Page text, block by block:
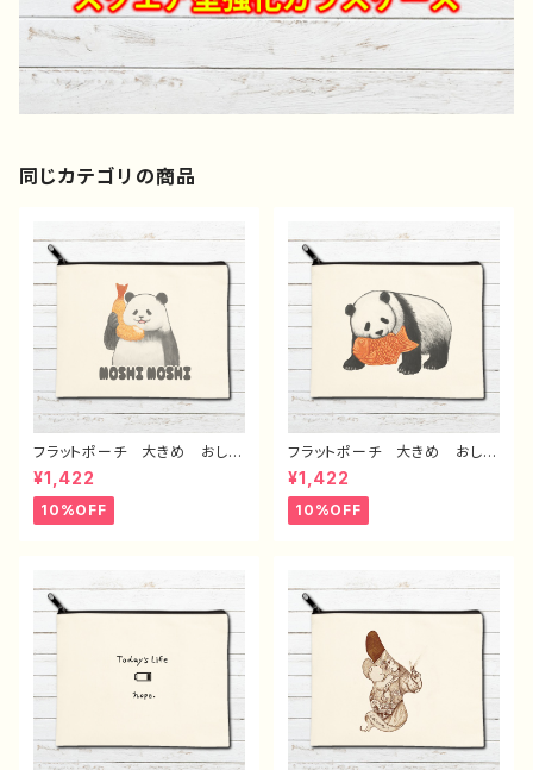
同じカテゴリの商品
フラットポーチ 大きめ おしゃ
れ 可愛い かわいい ゆるか
わ メンズ レディース 動
物 パンダ イラスト メイクポ
ーチ 化粧ポーチ コスメポー
ン グッズ 面白い おもしろ
い ゆるい ユニーク ネタ
系 悪いことを言うパンダ タ
イトル：もしもし悪パンダ 作：こ
さつね G-6
¥1,422
10%OFF
フラットポーチ 大きめ おしゃ
れ 可愛い かわいい ゆるか
わ メンズ レディース 動
物 パンダ イラスト メイクポ
ーチ 化粧ポーチ コスメポー
ン グッズ 面白い おもしろ
い ゆるい ユニーク ネタ
系 悪いことを言うパンダ タ
イトル：たいやき悪パンダ 作：こ
さつね G-6
¥1,422
10%OFF